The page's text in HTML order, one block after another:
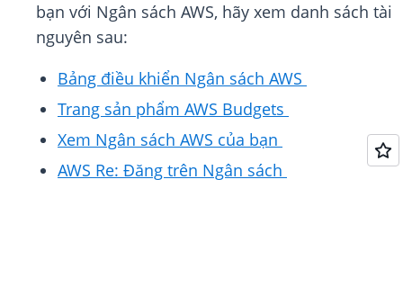
bạn với Ngân sách AWS, hãy xem danh sách tài
nguyên sau:
Bảng điều khiển Ngân sách AWS
Trang sản phẩm AWS Budgets
Xem Ngân sách AWS của bạn
AWS Re: Đăng trên Ngân sách